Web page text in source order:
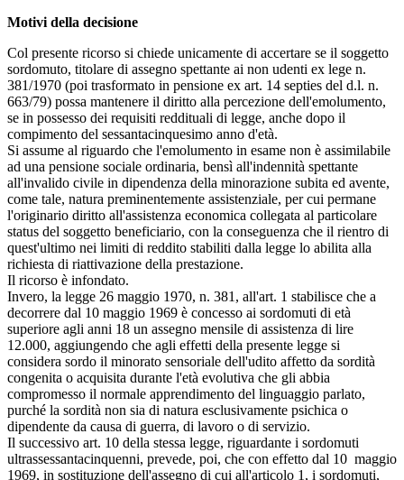
Motivi della decisione
Col presente ricorso si chiede unicamente di accertare se il soggetto
sordomuto, titolare di assegno spettante ai non udenti ex lege n.
381/1970 (poi trasformato in pensione ex art. 14 septies del d.l. n.
663/79) possa mantenere il diritto alla percezione dell'emolumento,
se in possesso dei requisiti reddituali di legge, anche dopo il
compimento del sessantacinquesimo anno d'età.
Si assume al riguardo che l'emolumento in esame non è assimilabile
ad una pensione sociale ordinaria, bensì all'indennità spettante
all'invalido civile in dipendenza della minorazione subita ed avente,
come tale, natura preminentemente assistenziale, per cui permane
l'originario diritto all'assistenza economica collegata al particolare
status del soggetto beneficiario, con la conseguenza che il rientro di
quest'ultimo nei limiti di reddito stabiliti dalla legge lo abilita alla
richiesta di riattivazione della prestazione.
Il ricorso è infondato.
Invero, la legge 26 maggio 1970, n. 381, all'art. 1 stabilisce che a
decorrere dal 10 maggio 1969 è concesso ai sordomuti di età
superiore agli anni 18 un assegno mensile di assistenza di lire
12.000, aggiungendo che agli effetti della presente legge si
considera sordo il minorato sensoriale dell'udito affetto da sordità
congenita o acquisita durante l'età evolutiva che gli abbia
compromesso il normale apprendimento del linguaggio parlato,
purché la sordità non sia di natura esclusivamente psichica o
dipendente da causa di guerra, di lavoro o di servizio.
Il successivo art. 10 della stessa legge, riguardante i sordomuti
ultrassessantacinquenni, prevede, poi, che con effetto dal 10 maggio
1969, in sostituzione dell'assegno di cui all'articolo 1, i sordomuti,